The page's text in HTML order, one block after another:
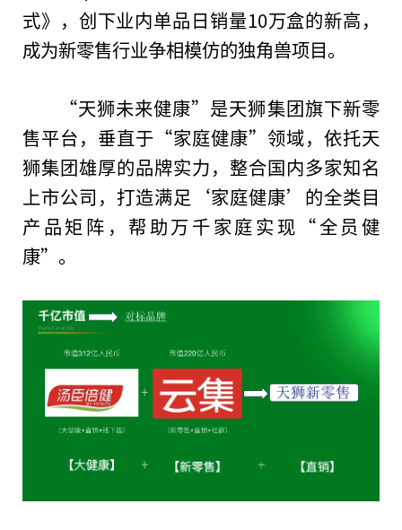
式》，创下业内单品日销量10万盒的新高，
成为新零售行业争相模仿的独角兽项目。
“天狮未来健康”是天狮集团旗下新零
售平台，垂直于“家庭健康”领域，依托天
狮集团雄厚的品牌实力，整合国内多家知名
上市公司，打造满足‘家庭健康’的全类目
产品矩阵，帮助万千家庭实现“全员健
康”。